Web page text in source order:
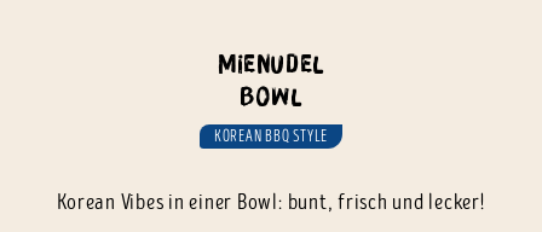
Mienudel
Bowl
KOREAN BBQ STYLE
Korean Vibes in einer Bowl: bunt, frisch und lecker!